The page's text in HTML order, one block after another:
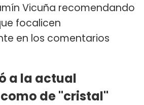
Vicuña recomendando
focalicen
en los comentarios
a la actual
de "cristal"